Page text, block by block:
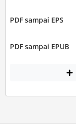
PDF sampai EPS
PDF sampai EPUB